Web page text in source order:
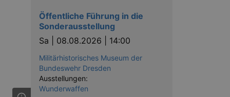
Öffentliche Führung in die
Sonderausstellung
Sa | 08.08.2026 | 14:00
Militärhistorisches Museum der
Bundeswehr Dresden
Ausstellungen:
Wunderwaffen
the end user uses the
may have seen before